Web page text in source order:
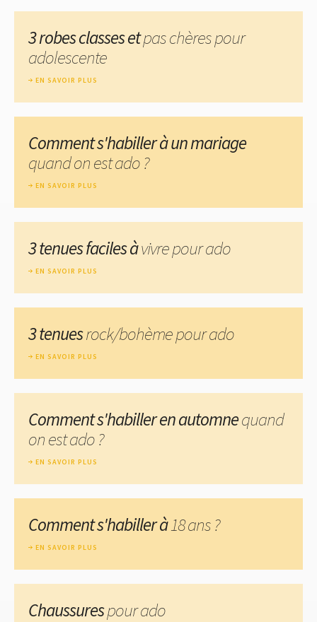
3 robes classes etpas chères pour
adolescente
EN SAVOIR PLUS
Comment s'habiller à un mariage
quand on est ado ?
EN SAVOIR PLUS
3 tenues faciles àvivre pour ado
EN SAVOIR PLUS
3 tenuesrock/bohème pour ado
EN SAVOIR PLUS
Comment s'habiller en automnequand
on est ado ?
EN SAVOIR PLUS
Comment s'habiller à18 ans ?
EN SAVOIR PLUS
Chaussurespour ado